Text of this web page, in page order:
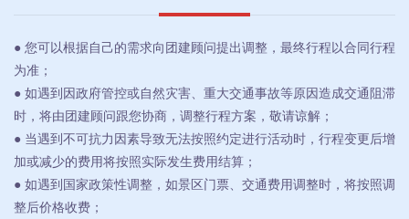
● 您可以根据自己的需求向团建顾问提出调整，最终行程以合同行程
为准；
● 如遇到因政府管控或自然灾害、重大交通事故等原因造成交通阻滞
时，将由团建顾问跟您协商，调整行程方案，敬请谅解；
● 当遇到不可抗力因素导致无法按照约定进行活动时，行程变更后增
加或减少的费用将按照实际发生费用结算；
● 如遇到国家政策性调整，如景区门票、交通费用调整时，将按照调
整后价格收费；